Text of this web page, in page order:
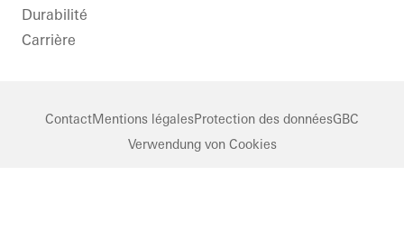
Durabilité
Carrière
ContactMentions légalesProtection des donnéesGBC
Verwendung von Cookies